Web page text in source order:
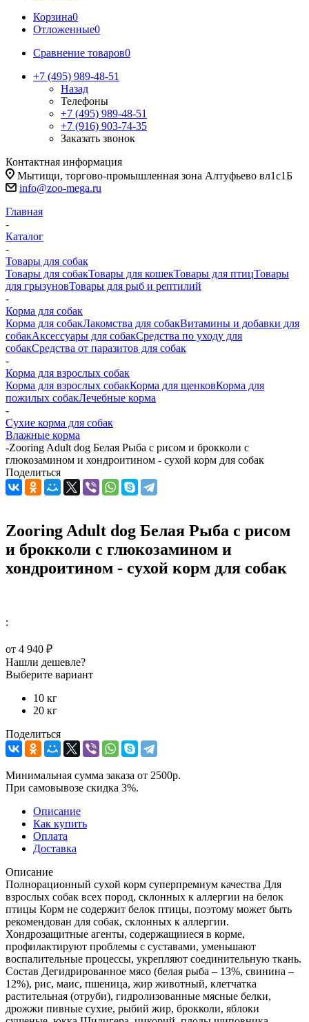
Корзина0
Отложенные0
Сравнение товаров0
+7 (495) 989-48-51
Назад
Телефоны
+7 (495) 989-48-51
+7 (916) 903-74-35
Заказать звонок
Контактная информация
Мытищи, торгово-промышленная зона Алтуфьево вл1с1Б
info@zoo-mega.ru
Главная
-
Каталог
-
Товары для собак
Товары для собакТовары для кошекТовары для птицТовары
для грызуновТовары для рыб и рептилий
-
Корма для собак
Корма для собакЛакомства для собакВитамины и добавки для
собакАксессуары для собакСредства по уходу для
собакСредства от паразитов для собак
-
Корма для взрослых собак
Корма для взрослых собакКорма для щенковКорма для
пожилых собакЛечебные корма
-
Сухие корма для собак
Влажные корма
-Zooring Adult dog Белая Рыба с рисом и брокколи с
глюкозамином и хондроитином - сухой корм для собак
Поделиться
Zooring Adult dog Белая Рыба с рисом
и брокколи с глюкозамином и
хондроитином - сухой корм для собак
:
от 4 940 ₽
Нашли дешевле?
Выберите вариант
10 кг
20 кг
Поделиться
Минимальная сумма заказа от 2500р.
При самовывозе скидка 3%.
Описание
Как купить
Оплата
Доставка
Описание
Полнорационный сухой корм суперпремиум качества Для
взрослых собак всех пород, склонных к аллергии на белок
птицы Корм не содержит белок птицы, поэтому может быть
рекомендован для собак, склонных к аллергии.
Хондрозащитные агенты, содержащииеся в корме,
профилактируют проблемы с суставами, уменьшают
воспалительные процессы, укрепляют соединительную ткань.
Состав Дегидрированное мясо (белая рыба – 13%, свинина –
12%), рис, маис, пшеница, жир животный, клетчатка
растительная (отруби), гидролизованные мясные белки,
дрожжи пивные сухие, рыбий жир, брокколи, яблоки